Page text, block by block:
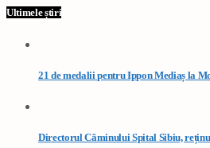
Ultimele știri
21 de medalii pentru Ippon Mediaș la
Directorul Căminului Spital Sibiu,